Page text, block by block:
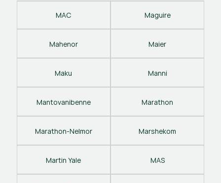
MAC Maguire
Mahenor Maier
Maku Manni
Mantovanibenne Marathon
Marathon-Nelmor Marshekom
Martin Yale MAS